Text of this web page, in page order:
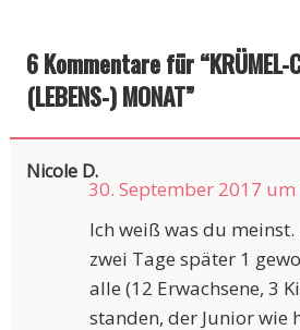
6 Kommentare für “KRÜMEL-
(LEBENS-) MONAT”
Nicole D.
30. September 2017
Ich weiß was du
zwei Tage später 1
alle (12 Erwachsene, 3
standen, der Junior wie